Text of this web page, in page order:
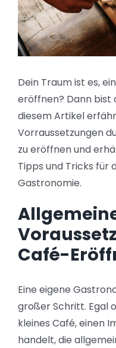
Dein Traum ist es,
eröffnen? Dann bist
diesem Artikel
Vorraussetzungen
zu eröffnen und
Tipps und Tricks für
Gastronomie.
Café-
Eine eigene
großer Schritt. Egal
kleines Café, einen
handelt, die